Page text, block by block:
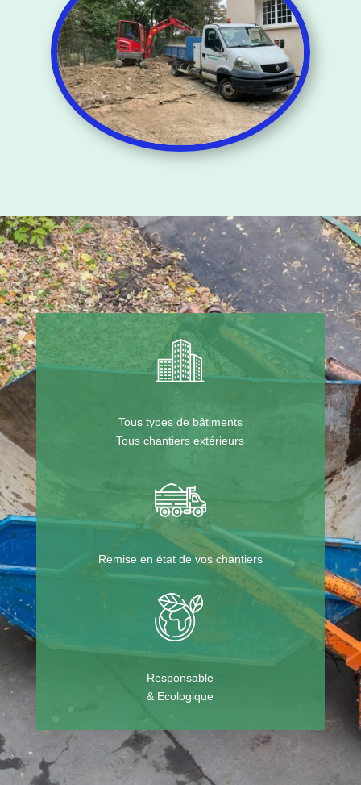
Tous types de bâtiments
Tous chantiers extérieurs
Remise en état de vos chantiers
Responsable
& Ecologique